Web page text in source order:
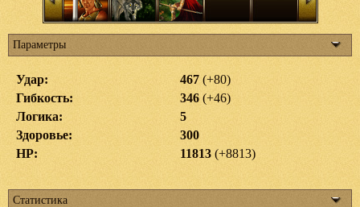
Параметры
Удар: 467(+80)
Гибкость:
346 (+46)
Логика:
5
Здоровье:
300
HP:
11813 (+8813)
Статистика